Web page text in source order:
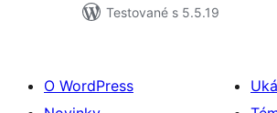
Testované s 5.5.19
O WordPress